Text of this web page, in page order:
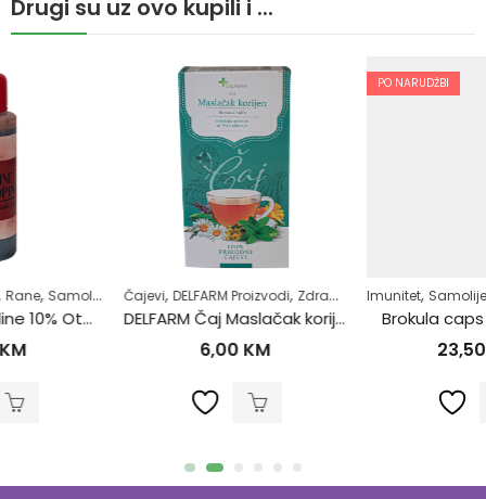
Drugi su uz ovo kupili i ...
,Zdrav život
Čajevi,DELFARM Proizvodi,Zdrav život
DELFARM Čaj Maslačak korijen 50g
PO NARUDŽBI
Imunitet,Samoliječenje,Zdrav život
Brokula caps 80x400mg